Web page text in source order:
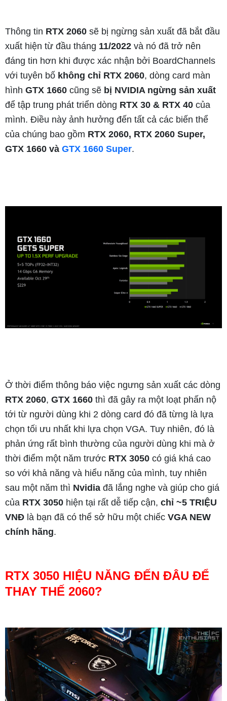
Thông tin RTX 2060 sẽ bị ngừng sản xuất đã bắt đầu
xuất hiện từ đầu tháng 11/2022 và nó đã trở nên
đáng tin hơn khi được xác nhận bởi BoardChannels
với tuyên bố không chỉ RTX 2060, dòng card màn
hình GTX 1660 cũng sẽ bị NVIDIA ngừng sản xuất
để tập trung phát triển dòng RTX 30 & RTX 40 của
mình. Điều này ảnh hưởng đến tất cả các biến thể
của chúng bao gồm RTX 2060, RTX 2060 Super,
GTX 1660 và GTX 1660 Super.
Ở thời điểm thông báo việc ngưng sản xuất các dòng
RTX 2060, GTX 1660 thì đã gây ra một loạt phấn nộ
tới từ người dùng khi 2 dòng card đó đã từng là lựa
chọn tối ưu nhất khi lựa chọn VGA. Tuy nhiên, đó là
phản ứng rất bình thường của người dùng khi mà ở
thời điểm một năm trước RTX 3050 có giá khá cao
so với khả năng và hiểu năng của mình, tuy nhiên
sau một năm thì Nvidia đã lắng nghe và giúp cho giá
của RTX 3050 hiện tại rất dễ tiếp cận, chỉ ~5 TRIỆU
VNĐ là bạn đã có thể sở hữu một chiếc VGA NEW
chính hãng.
RTX 3050 HIỆU NĂNG ĐẾN ĐÂU ĐỂ
THAY THẾ 2060?